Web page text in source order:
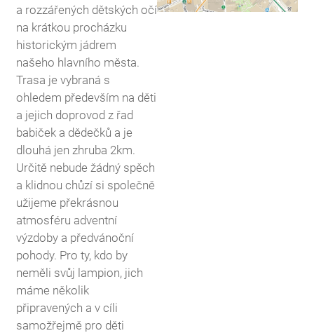
a rozzářených dětských očí
na krátkou procházku
historickým jádrem
našeho hlavního města.
Trasa je vybraná s
ohledem především na děti
a jejich doprovod z řad
babiček a dědečků a je
dlouhá jen zhruba 2km.
Určitě nebude žádný spěch
a klidnou chůzí si společně
užijeme překrásnou
atmosféru adventní
výzdoby a předvánoční
pohody. Pro ty, kdo by
neměli svůj lampion, jich
máme několik
připravených a v cíli
samožřejmě pro děti